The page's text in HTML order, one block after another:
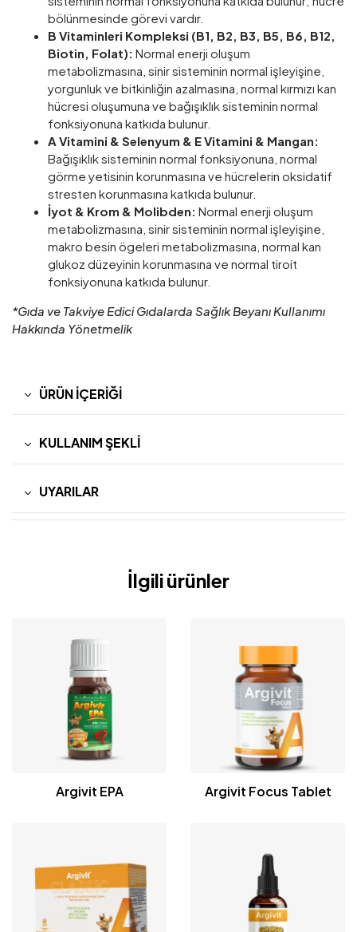
bölünmesinde görevi vardır.
B Vitaminleri Kompleksi (B1, B2, B3, B5, B6, B12,
Biotin, Folat): Normal enerji oluşum
metabolizmasına, sinir sisteminin normal işleyişine,
yorgunluk ve bitkinliğin azalmasına, normal kırmızı kan
hücresi oluşumuna ve bağışıklık sisteminin normal
fonksiyonuna katkıda bulunur.
A Vitamini & Selenyum & E Vitamini & Mangan:
Bağışıklık sisteminin normal fonksiyonuna, normal
görme yetisinin korunmasına ve hücrelerin oksidatif
stresten korunmasına katkıda bulunur.
İyot & Krom & Molibden: Normal enerji oluşum
metabolizmasına, sinir sisteminin normal işleyişine,
makro besin ögeleri metabolizmasına, normal kan
glukoz düzeyinin korunmasına ve normal tiroit
fonksiyonuna katkıda bulunur.
*Gıda ve Takviye Edici Gıdalarda Sağlık Beyanı Kullanımı
Hakkında Yönetmelik
ÜRÜN İÇERIĞI
KULLANIM ŞEKLI
UYARILAR
İlgili ürünler
Argivit EPA Argivit Focus Tablet